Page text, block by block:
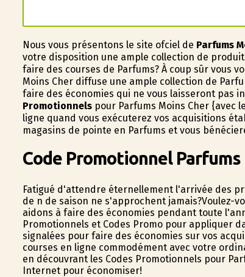
Nous vous présentons le site officiel de Parfums
votre disposition une ample collection de
faire des courses de Parfums? À coup sûr vous
Moins Cher diffuse une ample collection de
faire des économies qui ne vous laisseront pas
Promotionnelspour Parfums Moins Cher {avec
ligne quand vous exécuterez vos acquisitions
magasins de pointe en Parfums et vous
Code Promotionnel
Fatigué d'attendre éternellement l'arrivée des
de fin de saison ne s'approchent jamais?Voulez-
aidons à faire des économies pendant toute
Promotionnels et Codes Promo pour appliquer
signalées pour faire des économies sur vos
courses en ligne commodément avec votre
en découvrant les Codes Promotionnels pour
Internet pour économiser!